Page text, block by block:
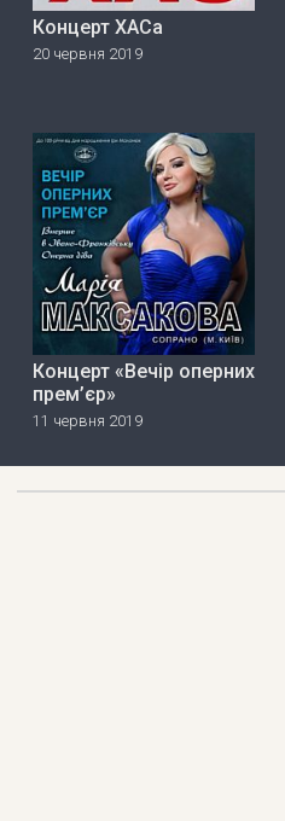
Концерт ХАСа
20 червня 2019
Концерт «Вечір оперних
прем’єр»
11 червня 2019